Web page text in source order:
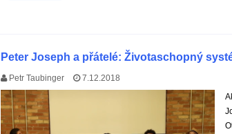
Peter Joseph a přátelé: Životaschopný
Petr Taubinger
7.12.2018